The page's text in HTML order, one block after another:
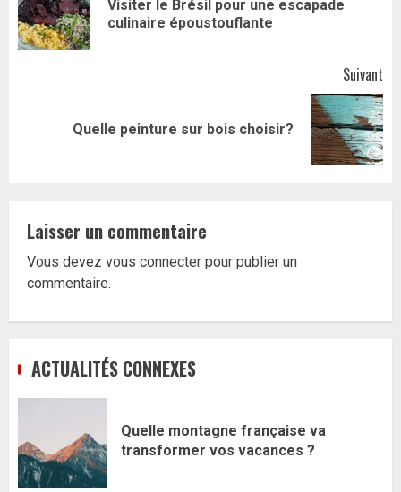
Visiter le Brésil pour une escapade
culinaire époustouflante
Suivant
Quelle peinture sur bois choisir?
Laisser un commentaire
Vous devez vous connecter pour publier un
commentaire.
ACTUALITÉS CONNEXES
Quelle montagne française va
transformer vos vacances ?